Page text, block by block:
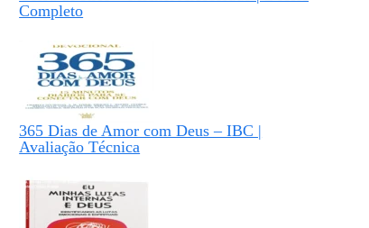
Completo
365 Dias de Amor com Deus – IBC |
Avaliação Técnica